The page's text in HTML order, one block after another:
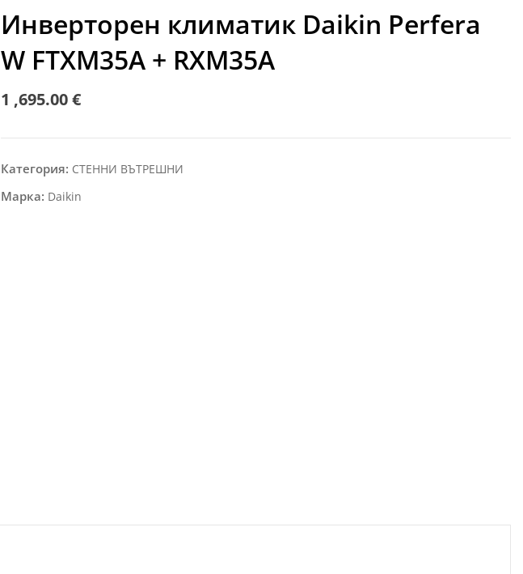
Инверторен климатик Daikin Perfera
W FTXM35A + RXM35A
1 ,695.00€
Категория: СТЕННИ ВЪТРЕШНИ
Марка: Daikin